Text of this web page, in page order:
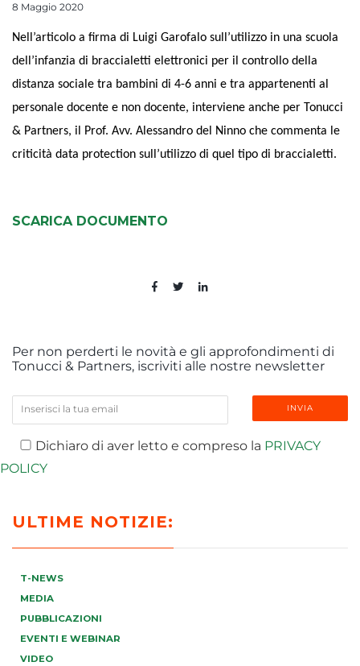
8 Maggio 2020
Nell’articolo a firma di Luigi Garofalo sull’utilizzo in una scuola
dell’infanzia di braccialetti elettronici per il controllo della
distanza sociale tra bambini di 4-6 anni e tra appartenenti al
personale docente e non docente, interviene anche per Tonucci
& Partners, il Prof. Avv. Alessandro del Ninno che commenta le
criticità data protection sull’utilizzo di quel tipo di braccialetti.
SCARICA DOCUMENTO
Per non perderti le novità e gli approfondimenti di
Tonucci & Partners, iscriviti alle nostre newsletter
Dichiaro di aver letto e compreso la PRIVACY
POLICY
ULTIME NOTIZIE:
T-NEWS
MEDIA
PUBBLICAZIONI
EVENTI E WEBINAR
VIDEO